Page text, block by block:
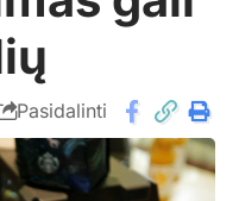
Pasidalinti